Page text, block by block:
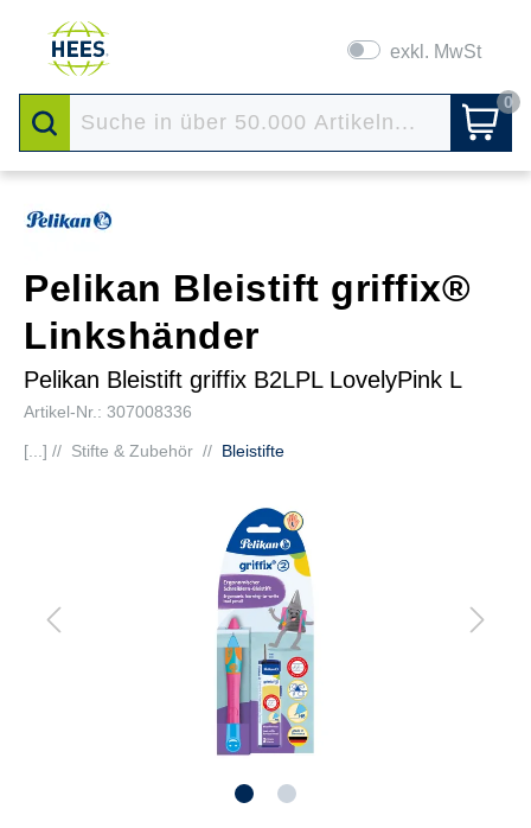
exkl. MwSt
0
Pelikan Bleistift griffix®
Linkshänder
Pelikan Bleistift griffix B2LPL LovelyPink L
Artikel-Nr.: 307008336
[...] // Stifte & Zubehör // Bleistifte